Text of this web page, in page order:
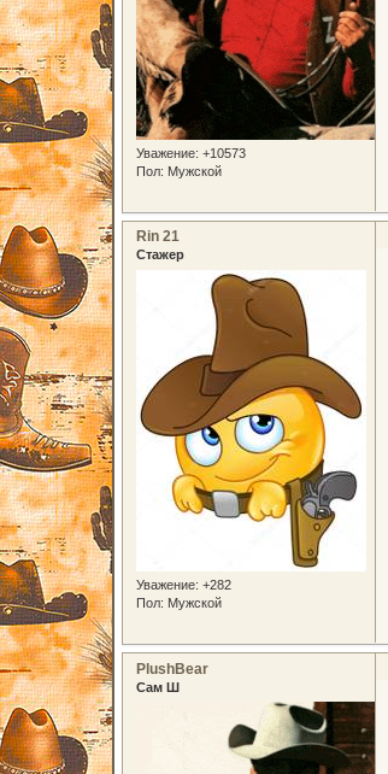
Уважение: +10573
Пол: Мужской
Rin 21
Стажер
Уважение: +282
Пол: Мужской
PlushBear
Сам Ш